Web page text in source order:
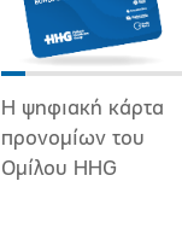
Η ψηφιακή κάρτα
προνομίων του
Ομίλου HHG